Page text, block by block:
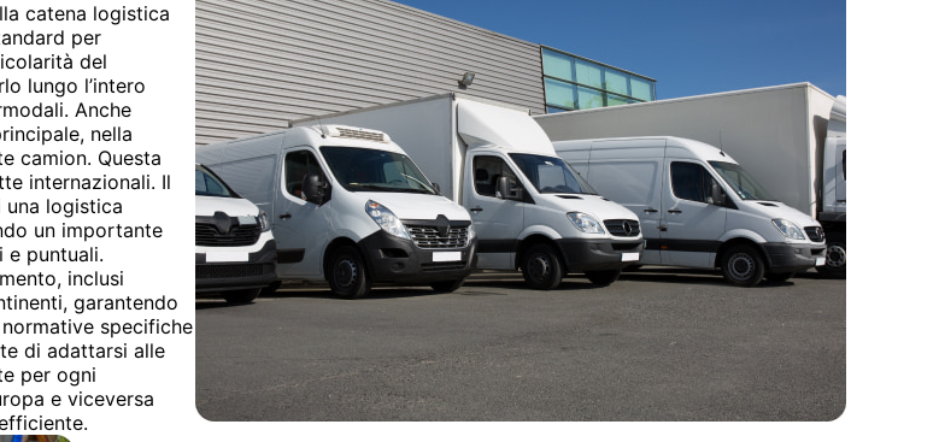
catena logistica
per
del
lungo l’intero
Anche
nella
camion. Questa
internazionali. Il
una logistica
un importante
e puntuali.
inclusi
garantendo
specifiche
di adattarsi alle
per ogni
e viceversa